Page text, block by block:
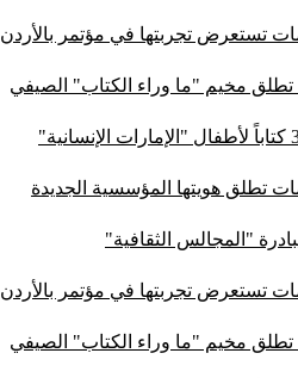
تستعرض تجربتها في مؤتمر بالأردن
تطلق مخيم "ما وراء الكتاب" الصيفي
تطلق هويتها المؤسسية الجديدة
"المجالس الثقافية"
تستعرض تجربتها في مؤتمر بالأردن
تطلق مخيم "ما وراء الكتاب" الصيفي